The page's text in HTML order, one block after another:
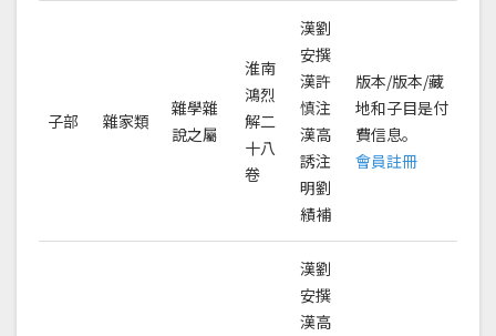
子部 雜家類
雜學雜
說之屬
淮南
鴻烈
解二
十八
卷
漢劉
安撰
漢許
慎注
漢高
誘注
明劉
績補
版本/版本/藏
地和子目是付
費信息。
會員註冊
漢劉
安撰
漢高